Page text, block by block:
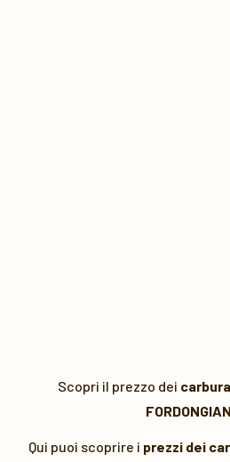
Scopri il prezzo dei
Qui puoi scoprire i prezzi dei